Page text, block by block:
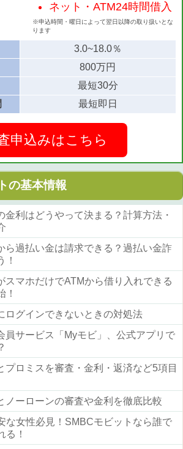
ネット・ATM24時間借入
※申込時間・曜日によって翌日以降の取り扱いとな
ります
3.0~18.0％
800万円
最短30分
最短即日
申込みはこちら
の基本情報
金利はどうやって決まる？計算方法・
ら過払い金は請求できる？過払い金詐
！
スマホだけでATMから借り入れできる
！
ログインできないときの対処法
員サービス「Myモビ」、公式アプリで
プロミスを審査・金利・返済など5項目
ノーローンの審査や金利を徹底比較
な女性必見！SMBCモビットなら誰で
る！